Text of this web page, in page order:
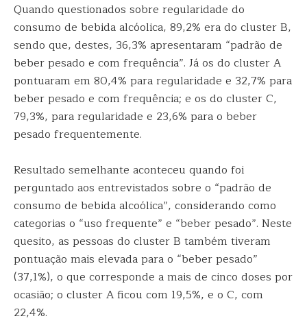
Quando questionados sobre regularidade do
consumo de bebida alcóolica, 89,2% era do cluster B,
sendo que, destes, 36,3% apresentaram “padrão de
beber pesado e com frequência”. Já os do cluster A
pontuaram em 80,4% para regularidade e 32,7% para
beber pesado e com frequência; e os do cluster C,
79,3%, para regularidade e 23,6% para o beber
pesado frequentemente.
Resultado semelhante aconteceu quando foi
perguntado aos entrevistados sobre o “padrão de
consumo de bebida alcoólica”, considerando como
categorias o “uso frequente” e “beber pesado”. Neste
quesito, as pessoas do cluster B também tiveram
pontuação mais elevada para o “beber pesado”
(37,1%), o que corresponde a mais de cinco doses por
ocasião; o cluster A ficou com 19,5%, e o C, com
22,4%.